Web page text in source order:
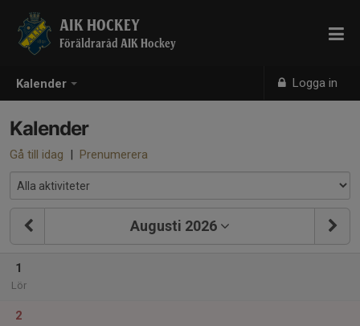
Kalender Logga in
AIK HOCKEY
Föräldraråd AIK Hockey
Kalender
Gå till idag | Prenumerera
Augusti 2026
1
Lör
2